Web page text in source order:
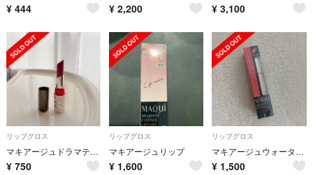
¥ 444 ¥ 2,200 ¥ 3,100
リップグロス
マキアージュドラマティックルージュRS377
¥ 750
リップグロス
マキアージュリップ
¥ 1,600
リップグロス
マキアージュウォータリールージュ
¥ 1,500